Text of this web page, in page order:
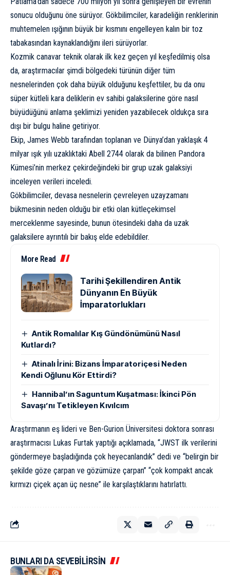
sonucu olduğunu öne sürüyor. Gökbilimciler, karadeliğin renklerinin
muhtemelen ışığının büyük bir kısmını engelleyen kalın bir toz
tabakasından kaynaklandığını ileri sürüyorlar.
Kozmik canavar teknik olarak ilk kez geçen yıl keşfedilmiş olsa
da, araştırmacılar şimdi bölgedeki türünün diğer tüm
nesnelerinden çok daha büyük olduğunu keşfettiler, bu da onu
süper kütleli kara deliklerin ev sahibi galaksilerine göre nasıl
büyüdüğünü anlama şeklimizi yeniden yazabilecek oldukça sıra
dışı bir bulgu haline getiriyor.
Ekip, James Webb tarafından toplanan ve Dünya’dan yaklaşık 4
milyar ışık yılı uzaklıktaki Abell 2744 olarak da bilinen Pandora
Kümesi’nin merkez çekirdeğindeki bir grup uzak galaksiyi
inceleyen verileri inceledi.
Gökbilimciler, devasa nesnelerin çevreleyen uzayzamanı
bükmesinin neden olduğu bir etki olan kütleçekimsel
merceklenme sayesinde, bunun ötesindeki daha da uzak
galaksilere ayrıntılı bir bakış elde edebildiler.
More Read
Tarihi Şekillendiren Antik
Dünyanın En Büyük
İmparatorlukları
Antik Romalılar Kış Gündönümünü Nasıl
Kutlardı?
Atinalı İrini: Bizans İmparatoriçesi Neden
Kendi Oğlunu Kör Ettirdi?
Hannibal’ın Saguntum Kuşatması: İkinci Pön
Savaşı’nı Tetikleyen Kıvılcım
Araştırmanın eş lideri ve Ben-Gurion Üniversitesi doktora sonrası
araştırmacısı Lukas Furtak yaptığı açıklamada, “JWST ilk verilerini
göndermeye başladığında çok heyecanlandık” dedi ve “belirgin bir
şekilde göze çarpan ve gözümüze çarpan” “çok kompakt ancak
kırmızı çiçek açan üç nesne” ile karşılaştıklarını hatırlattı.
BUNLARI DA SEVEBİLİRSİN
KÜLTÜR